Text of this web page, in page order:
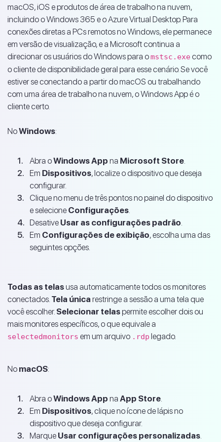
macOS, iOS e produtos de área de trabalho na nuvem,
incluindo o Windows 365 e o Azure Virtual Desktop. Para
conexões diretas a PCs remotos no Windows, ele permanece
em versão de visualização, e a Microsoft continua a
direcionar os usuários do Windows para omstsc.execomo
o cliente de disponibilidade geral para esse cenário. Se você
estiver se conectando a partir do macOS ou trabalhando
com uma área de trabalho na nuvem, o Windows App é o
cliente certo.
NoWindows:
Abra oWindows App na Microsoft Store
Em Dispositivos, localize o dispositivo que deseja
configurar.
Clique no menu de três pontos no painel do dispositivo
e selecione Configurações
Desative Usar as configurações padrão
Em Configurações de exibição, escolha uma das
seguintes opções.
Todas as telasusa automaticamente todos os monitores
conectados. Tela única restringe a sessão a uma tela que
você escolher. Selecionar telaspermite escolher dois ou
mais monitores específicos, o que equivale a
selectedmonitors em um arquivo .rdp legado.
No macOS:
Abra oWindows App na App Store
Em Dispositivos, clique no ícone de lápis no
dispositivo que deseja configurar.
Marque Usar configurações personalizadas